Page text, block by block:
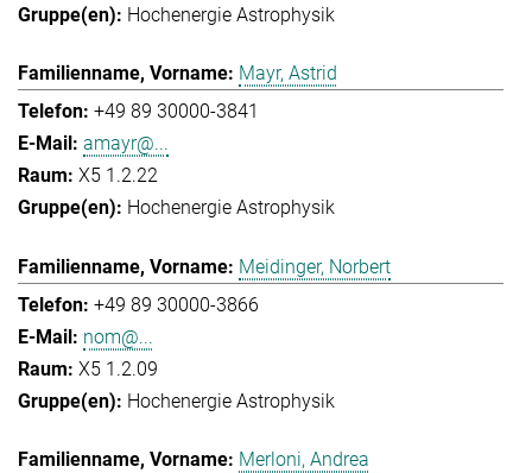
Hochenergie Astrophysik
Mayr, Astrid
+49 89 30000-3841
amayr@...
X5 1.2.22
Hochenergie Astrophysik
Meidinger, Norbert
+49 89 30000-3866
nom@...
X5 1.2.09
Hochenergie Astrophysik
Merloni, Andrea